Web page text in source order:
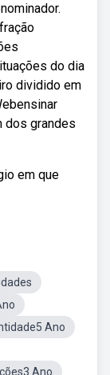
do dia
dividido em
dos grandes
em que
Ano
Ano